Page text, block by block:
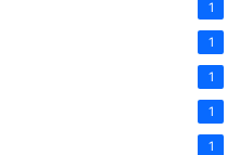
1
1
1
1
1